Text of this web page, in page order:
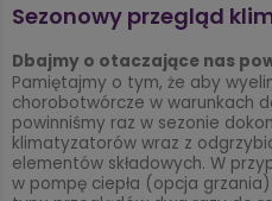
Sezonowy przegląd
Dbajmy o otaczające nas
Pamiętajmy o tym, że aby
chorobotwórcze w warunkach
powinniśmy raz w sezonie
klimatyzatorów wraz z
elementów składowych. W
w pompę ciepła (opcja